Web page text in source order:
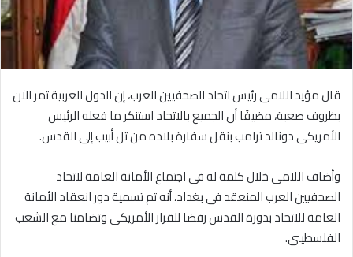
قال مؤيد اللامى رئيس اتحاد الصحفيين العرب، إن الدول العربية تمر الآن
بظروف صعبة، مضيفًا أن الجميع بالاتحاد استنكر ما فعله الرئيس
الأمريكى دونالد ترامب بنقل سفارة بلاده من تل أبيب إلى القدس.
وأضاف اللامى خلال كلمة له فى اجتماع الأمانة العامة لاتحاد
الصحفيين العرب المنعقد فى بغداد، أنه تم تسمية دور انعقاد الأمانة
العامة للاتحاد بدورة القدس رفضا للقرار الأمريكى وتضامنا مع الشعب
الفلسطينى.